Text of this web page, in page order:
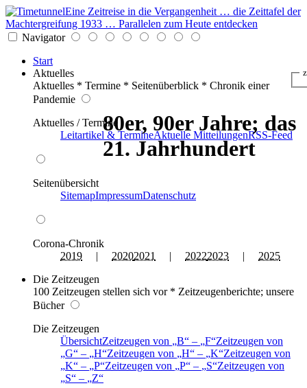
Eine Zeitreise in die Vergangenheit … die Zeittafel der
Machtergreifung 1933 … Parallelen zum Heute entdecken
Navigator
Start
Aktuelles
Aktuelles * Termine * Seitenüberblick * Chronik einer
Pandemie
Aktuelles / Termine
Leitartikel & TermineAktuelle MitteilungenRSS-Feed
Seitenübersicht
SitemapImpressumDatenschutz
Corona-Chronik
2019 | 20202021 | 20222023 | 2025
Die Zeitzeugen
100 Zeitzeugen stellen sich vor * Zeitzeugenberichte; unsere
Bücher
Die Zeitzeugen
ÜbersichtZeitzeugen von B – F Zeitzeugen von
G
– H Zeitzeugen von H – K Zeitzeugen von
K
– P Zeitzeugen von P – S Zeitzeugen von
S
–
Z
80er, 90er Jahre; das
21. Jahrhundert